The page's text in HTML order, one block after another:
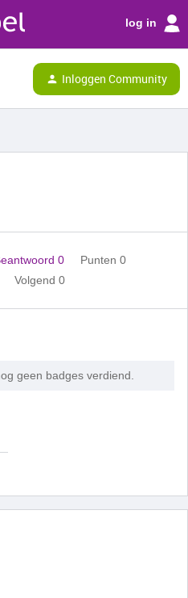
log in
Inloggen Community
0
Punten 0
Volgend 0
geen badges verdiend.